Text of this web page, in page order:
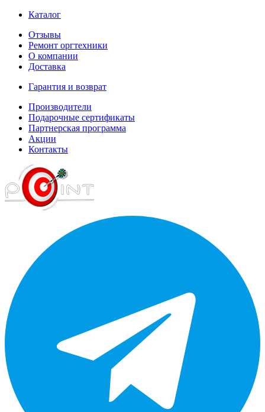
Каталог
Отзывы
Ремонт оргтехники
О компании
Доставка
Гарантия и возврат
Производители
Подарочные сертификаты
Партнерская программа
Акции
Контакты